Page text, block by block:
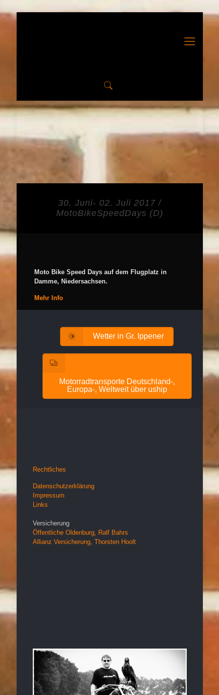
30. Juni- 02. Juli 2017 /
MotoBikeSpeedDays (D)
Moto Bike Speed Days auf dem Flugplatz in
Damme, Niedersachsen.
Mehr Info
Wetter in Gr. Ippener
Motorradtransporte Deutschland-,
Europa-, Weltweit über uship
Rechtliches
Datenschutzerklärung
Impressum
Links
Versicherung
Öffentliche Oldenburg, Ralf Bahrs
Allianz Versicherung, Thorsten Hoolt